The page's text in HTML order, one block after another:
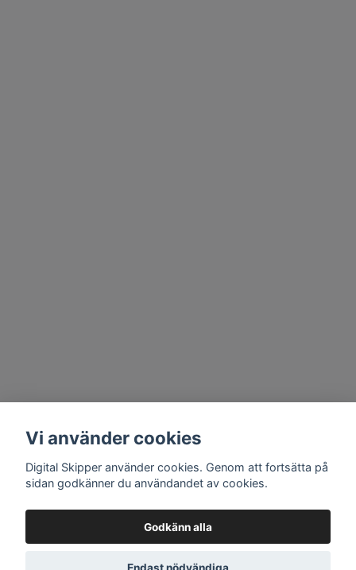
Vi använder cookies
Digital Skipper använder cookies. Genom att fortsätta på
sidan godkänner du användandet av cookies.
Godkänn alla